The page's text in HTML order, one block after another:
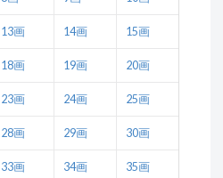
13画 14画 15画
18画 19画 20画
23画 24画 25画
28画 29画 30画
33画 34画 35画